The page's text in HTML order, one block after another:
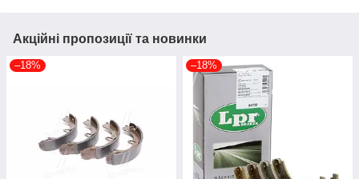
Акційні пропозиції та новинки
–18% –18%